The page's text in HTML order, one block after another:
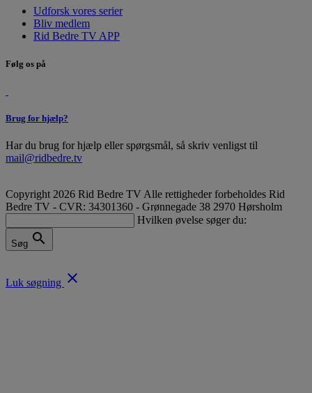
Udforsk vores serier
Bliv medlem
Rid Bedre TV APP
Følg os på
Brug for hjælp?
Har du brug for hjælp eller spørgsmål, så skriv venligst til
mail@ridbedre.tv
Copyright 2026 Rid Bedre TV Alle rettigheder forbeholdes Rid
Bedre TV - CVR: 34301360 - Grønnegade 38 2970 Hørsholm
Hvilken øvelse søger du:
Søg search
Luk søgning close